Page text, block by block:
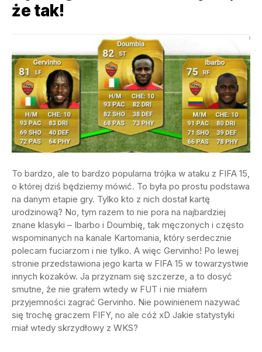
że tak!
To bardzo, ale to bardzo popularna trójka w ataku z FIFA 15,
o której dziś będziemy mówić. To była po prostu podstawa
na danym etapie gry. Tylko kto z nich dostał kartę
urodzinową? No, tym razem to nie pora na najbardziej
znane klasyki – Ibarbo i Doumbię, tak męczonych i często
wspominanych na kanale Kartomania, który serdecznie
polecam fuciarzom i nie tylko. A więc Gervinho! Po lewej
stronie przedstawiona jego karta w FIFA 15 w towarzystwie
innych kozaków. Ja przyznam się szczerze, a to dosyć
smutne, że nie grałem wtedy w FUT i nie miałem
przyjemności zagrać Gervinho. Nie powinienem nazywać
się trochę graczem FIFY, no ale cóż xD Jakie statystyki
miał wtedy skrzydłowy z WKS?